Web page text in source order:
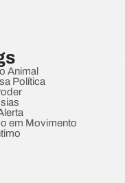
Animal
Política
em Movimento